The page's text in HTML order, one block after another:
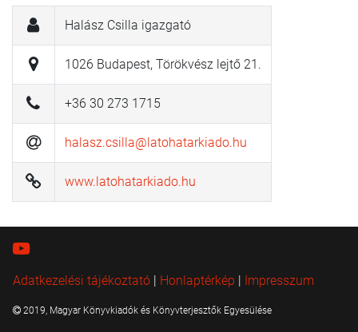
Halász Csilla igazgató
1026 Budapest, Törökvész lejtő 21.
+36 30 273 1715
halasz.csilla@latohatarkiado.hu
www.latohatarkiado.hu
Adatkezelési tájékoztató | Honlaptérkép | Impresszum
2019, Magyar Könyvkiadók és Könyvterjesztők Egyesülése